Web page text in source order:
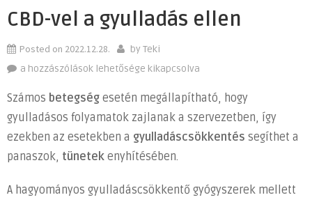
CBD-vel a gyulladás ellen
Posted on 2022.12.28. byTeki
CBD-
a
gyulladás
ellen
bejegyzéshez
a hozzászólások lehetősége kikapcsolva
Számos betegség esetén megállapítható, hogy
gyulladásos folyamatok zajlanak a szervezetben, így
ezekben az esetekben a gyulladáscsökkentés segíthet a
panaszok, tünetek enyhítésében.
A hagyományos gyulladáscsökkentő gyógyszerek mellett